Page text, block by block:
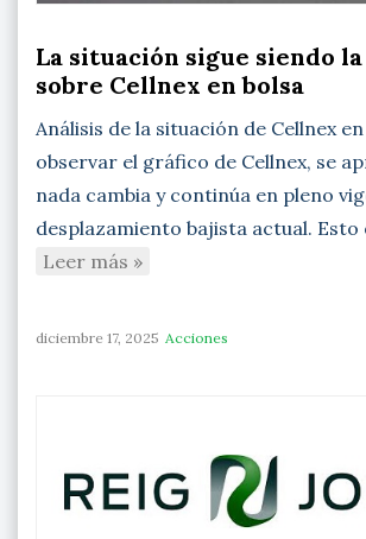
La situación sigue siendo
sobre Cellnex en bolsa
Análisis de la situación de Cellnex
observar el gráfico de Cellnex, se
nada cambia y continúa en pleno
desplazamiento bajista actual. Esto
Leer más »
diciembre 17, 2025 Acciones